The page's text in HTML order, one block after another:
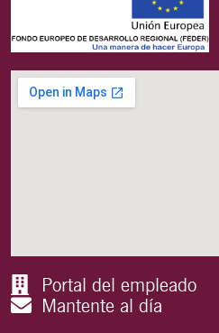
Portal del empleado
Mantente al día